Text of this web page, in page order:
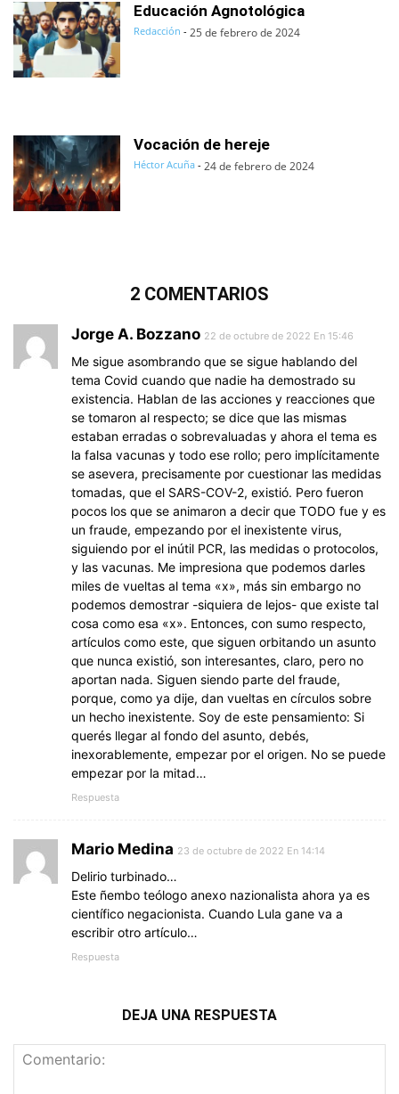
Educación Agnotológica
Redacción - 25 de febrero de 2024
Vocación de hereje
Héctor Acuña - 24 de febrero de 2024
2 COMENTARIOS
Jorge A. Bozzano 22 de octubre de 2022 En 15:46
Me sigue asombrando que se sigue hablando del
tema Covid cuando que nadie ha demostrado su
existencia. Hablan de las acciones y reacciones que
se tomaron al respecto; se dice que las mismas
estaban erradas o sobrevaluadas y ahora el tema es
la falsa vacunas y todo ese rollo; pero implícitamente
se asevera, precisamente por cuestionar las medidas
tomadas, que el SARS-COV-2, existió. Pero fueron
pocos los que se animaron a decir que TODO fue y es
un fraude, empezando por el inexistente virus,
siguiendo por el inútil PCR, las medidas o protocolos,
y las vacunas. Me impresiona que podemos darles
miles de vueltas al tema «x», más sin embargo no
podemos demostrar -siquiera de lejos- que existe tal
cosa como esa «x». Entonces, con sumo respecto,
artículos como este, que siguen orbitando un asunto
que nunca existió, son interesantes, claro, pero no
aportan nada. Siguen siendo parte del fraude,
porque, como ya dije, dan vueltas en círculos sobre
un hecho inexistente. Soy de este pensamiento: Si
querés llegar al fondo del asunto, debés,
inexorablemente, empezar por el origen. No se puede
empezar por la mitad…
Respuesta
Mario Medina 23 de octubre de 2022 En 14:14
Delirio turbinado…
Este ñembo teólogo anexo nazionalista ahora ya es
científico negacionista. Cuando Lula gane va a
escribir otro artículo…
Respuesta
DEJA UNA RESPUESTA